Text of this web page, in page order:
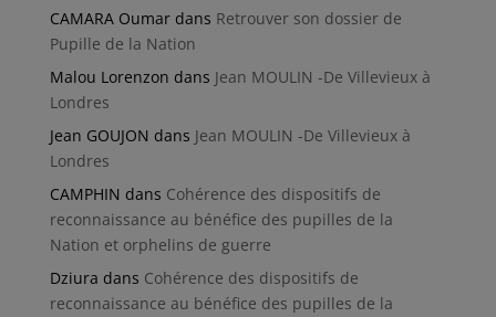
CAMARA Oumardans Retrouver son dossier de
Pupille de la Nation
Malou Lorenzon dans Jean MOULIN -De Villevieux à
Londres
Jean GOUJON dans Jean MOULIN -De Villevieux à
Londres
CAMPHIN dans Cohérence des dispositifs de
reconnaissance au bénéfice des pupilles de la
Nation et orphelins de guerre
Dziura dans Cohérence des dispositifs de
reconnaissance au bénéfice des pupilles de la